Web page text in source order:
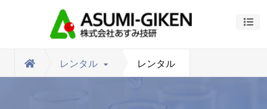
ナビ
レンタル レンタル